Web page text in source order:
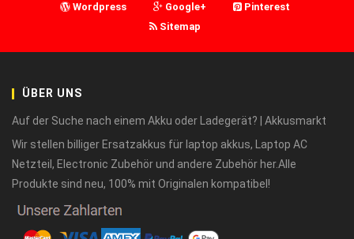
Wordpress Google+
Pinterest
Sitemap
ÜBER UNS
Auf der Suche nach einem Akku oder Ladegerät? | Akkusmarkt
Wir stellen billiger Ersatzakkus für laptop akkus, Laptop AC
Netzteil, Electronic Zubehör und andere Zubehör her.Alle
Produkte sind neu, 100% mit Originalen kompatibel!